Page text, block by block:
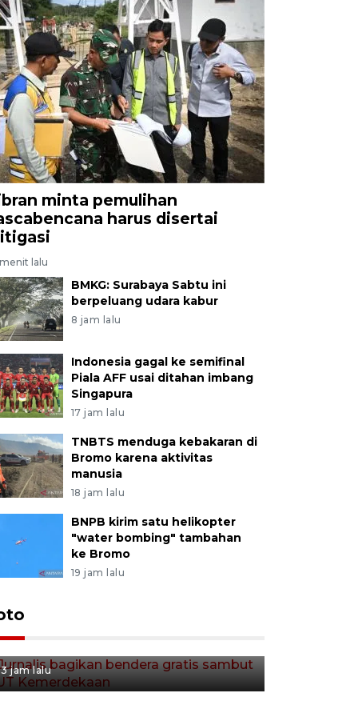
minta pemulihan
harus disertai
lalu
BMKG: Surabaya Sabtu ini
berpeluang udara kabur
8 jam lalu
Indonesia gagal ke semifinal
Piala AFF usai ditahan imbang
Singapura
17 jam lalu
TNBTS menduga kebakaran di
Bromo karena aktivitas
manusia
18 jam lalu
BNPB kirim satu helikopter
"water bombing" tambahan
ke Bromo
19 jam lalu
Jurnalis bagikan bendera
gratis sambut HUT
3 jam lalu